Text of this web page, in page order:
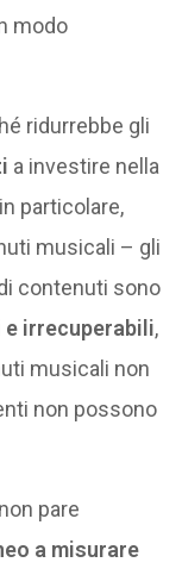
modo
ridurrebbe gli
a investire nella
particolare,
musicali – gli
contenuti sono
irrecuperabili,
musicali non
non possono
pare
a misurare